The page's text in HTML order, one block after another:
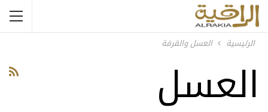
الرئيسية العسل والقرفة
العسل